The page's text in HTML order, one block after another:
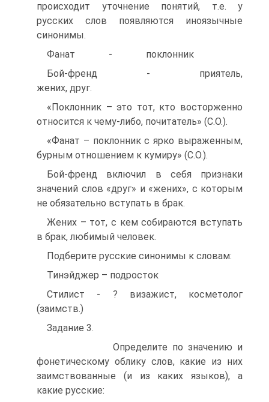
происходит уточнение понятий, т.е. у
русских слов появляются иноязычные
синонимы.
Фанат - поклонник
Бой-френд - приятель,
жених, друг.
«Поклонник – это тот, кто восторженно
относится к чему-либо, почитатель» (С.О.).
«Фанат – поклонник с ярко выраженным,
бурным отношением к кумиру» (С.О.).
Бой-френд включил в себя признаки
значений слов «друг» и «жених», с которым
не обязательно вступать в брак.
Жених – тот, с кем собираются вступать
в брак, любимый человек.
Подберите русские синонимы к словам:
Тинэйджер – подросток
Стилист - ? визажист, косметолог
(заимств.)
Задание 3.
Определите по значению и
фонетическому облику слов, какие из них
заимствованные (и из каких языков), а
какие русские: